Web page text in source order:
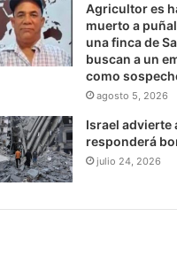
Agricultor es
muerto a
una finca de
buscan a un
como
agosto 5, 2026
Israel advierte
responderá
julio 24, 2026